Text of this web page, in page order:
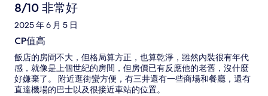
8/10 非常好
2025 年 6 月 5 日
CP值高
飯店的房間不大，但格局算方正，也算乾淨，雖然內裝很有年代
感，就像是上個世紀的房間，但房價已有反應他的老舊，沒什麼
好嫌棄了。 附近逛街蠻方便，有三井還有一些商場和餐廳，還有
直達機場的巴士以及很接近車站的位置。